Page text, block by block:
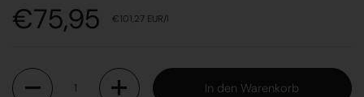
Preis:
€75,95 Stückpreis:
€101,27 EUR/l
Anzahl
In den Warenkorb